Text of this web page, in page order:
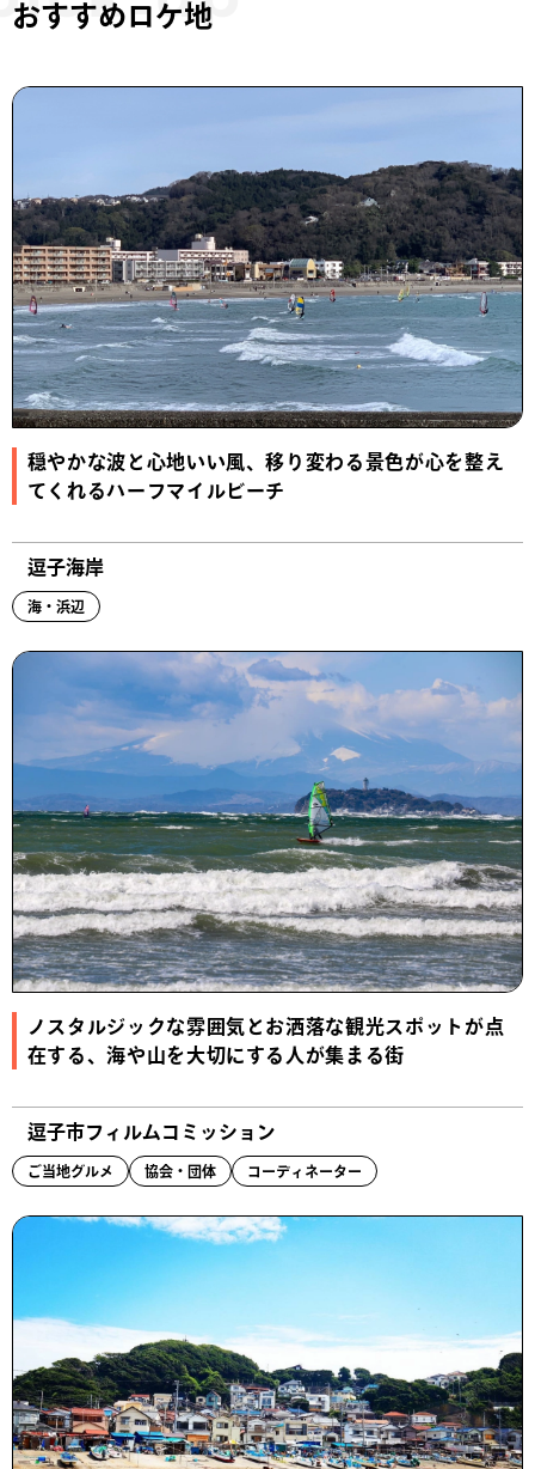
おすすめロケ地
穏やかな波と心地いい風、移り変わる景色が心を整え
てくれるハーフマイルビーチ
逗子海岸
海・浜辺
ノスタルジックな雰囲気とお洒落な観光スポットが点
在する、海や山を大切にする人が集まる街
逗子市フィルムコミッション
ご当地グルメ 協会・団体 コーディネーター